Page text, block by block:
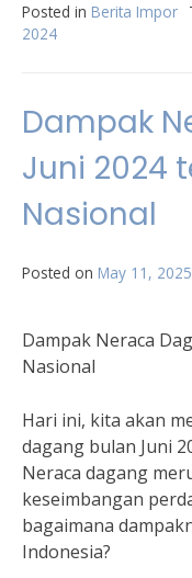
Posted in Berita Impor
2024
Dampak
Juni 2024
Nasional
Posted on May 11, 2025
Dampak Neraca
Nasional
Hari ini, kita akan
dagang bulan Juni
Neraca dagang
keseimbangan
bagaimana
Indonesia?